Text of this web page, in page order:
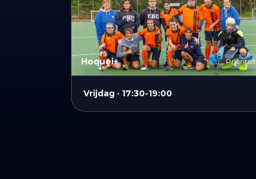
Hoquei+
Vrijdag · 17:30-19:00